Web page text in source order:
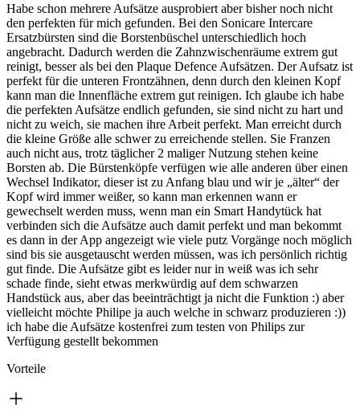
Habe schon mehrere Aufsätze ausprobiert aber bisher noch nicht
den perfekten für mich gefunden. Bei den Sonicare Intercare
Ersatzbürsten sind die Borstenbüschel unterschiedlich hoch
angebracht. Dadurch werden die Zahnzwischenräume extrem gut
reinigt, besser als bei den Plaque Defence Aufsätzen. Der Aufsatz ist
perfekt für die unteren Frontzähnen, denn durch den kleinen Kopf
kann man die Innenfläche extrem gut reinigen. Ich glaube ich habe
die perfekten Aufsätze endlich gefunden, sie sind nicht zu hart und
nicht zu weich, sie machen ihre Arbeit perfekt. Man erreicht durch
die kleine Größe alle schwer zu erreichende stellen. Sie Franzen
auch nicht aus, trotz täglicher 2 maliger Nutzung stehen keine
Borsten ab. Die Bürstenköpfe verfügen wie alle anderen über einen
Wechsel Indikator, dieser ist zu Anfang blau und wir je „älter“ der
Kopf wird immer weißer, so kann man erkennen wann er
gewechselt werden muss, wenn man ein Smart Handytück hat
verbinden sich die Aufsätze auch damit perfekt und man bekommt
es dann in der App angezeigt wie viele putz Vorgänge noch möglich
sind bis sie ausgetauscht werden müssen, was ich persönlich richtig
gut finde. Die Aufsätze gibt es leider nur in weiß was ich sehr
schade finde, sieht etwas merkwürdig auf dem schwarzen
Handstück aus, aber das beeinträchtigt ja nicht die Funktion :) aber
vielleicht möchte Philipe ja auch welche in schwarz produzieren :))
ich habe die Aufsätze kostenfrei zum testen von Philips zur
Verfügung gestellt bekommen
Vorteile